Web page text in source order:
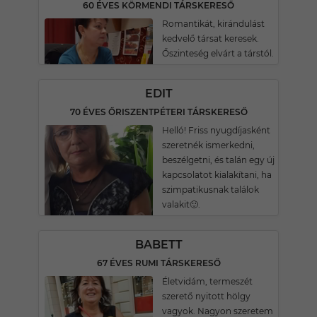
60 ÉVES KÖRMENDI TÁRSKERESŐ
Romantikát, kirándulást
kedvelő társat keresek.
Őszinteség elvárt a társtól.
EDIT
70 ÉVES ŐRISZENTPÉTERI TÁRSKERESŐ
Helló! Friss nyugdíjasként
szeretnék ismerkedni,
beszélgetni, és talán egy új
kapcsolatot kialakítani, ha
szimpatikusnak találok
valakit🙂.
BABETT
67 ÉVES RUMI TÁRSKERESŐ
Életvidám, termeszét
szerető nyitott hölgy
vagyok. Nagyon szeretem